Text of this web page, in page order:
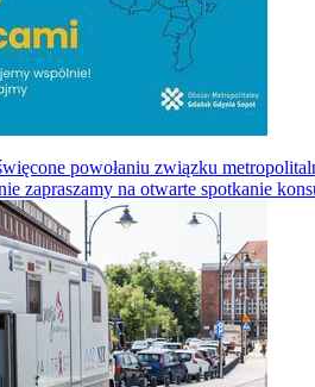
powołaniu związku
zapraszamy na otwarte spotkanie